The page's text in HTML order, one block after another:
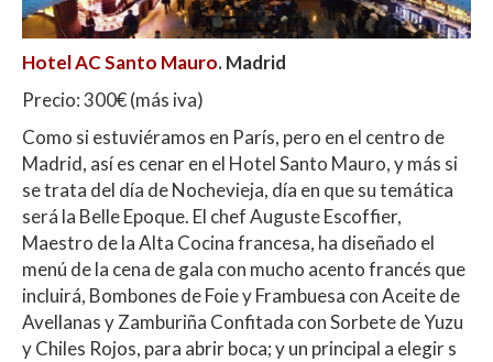
Hotel AC Santo Mauro. Madrid
Precio: 300€ (más iva)
Como si estuviéramos en París, pero en el centro de
Madrid, así es cenar en el Hotel Santo Mauro, y más si
se trata del día de Nochevieja, día en que su temática
será la Belle Epoque. El chef Auguste Escoffier,
Maestro de la Alta Cocina francesa, ha diseñado el
menú de la cena de gala con mucho acento francés que
incluirá, Bombones de Foie y Frambuesa con Aceite de
Avellanas y Zamburiña Confitada con Sorbete de Yuzu
y Chiles Rojos, para abrir boca; y un principal a elegir s